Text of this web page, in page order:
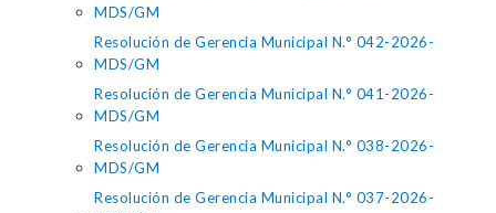
MDS/GM
Resolución de Gerencia Municipal N.° 042-2026-
MDS/GM
Resolución de Gerencia Municipal N.° 041-2026-
MDS/GM
Resolución de Gerencia Municipal N.° 038-2026-
MDS/GM
Resolución de Gerencia Municipal N.° 037-2026-